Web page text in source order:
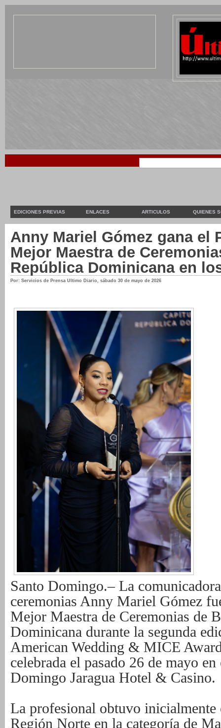
EDICIONES PREVIAS ENLACES ARTICULOS QUIENES
Anny Mariel Gómez gana el
Mejor Maestra de
República Dominicana en
Por: Servicios de Prensa Ultimo Diario, sábado 30 de mayo de 2026
Santo Domingo.– La
ceremonias Anny Mariel Gómez
Mejor Maestra de Ceremonias de
Dominicana durante la segunda
American Wedding & MICE
celebrada el pasado 26 de mayo
Domingo Jaragua Hotel & Casino.
La profesional obtuvo
Región Norte en la categoría de